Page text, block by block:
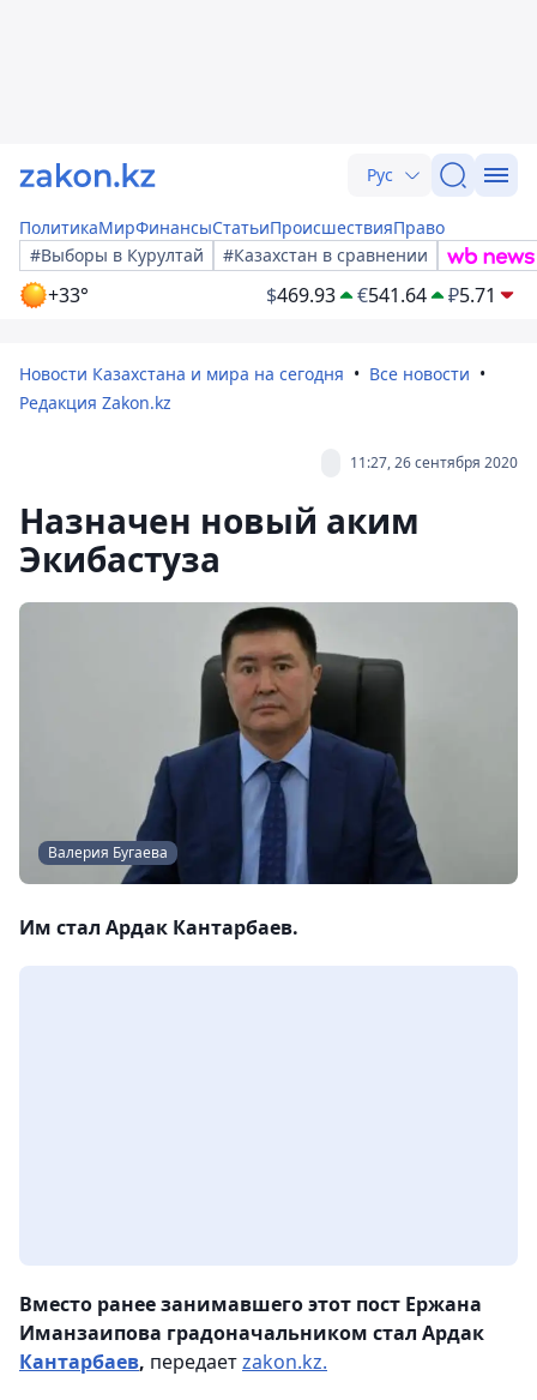
Рус
ПолитикаМирФинансыСтатьиПроисшествияПраво
#Выборы в Курултай
#Казахстан в сравнении
+33° $469.93 €541.64 ₽5.71
Новости Казахстана и мира на сегодня
Все новости
Редакция Zakon.kz
11:27, 26 сентября 2020
Назначен новый аким
Экибастуза
Валерия Бугаева
Им стал Ардак Кантарбаев.
Вместо ранее занимавшего этот пост Ержана
Иманзаипова градоначальником стал Ардак
Кантарбаев, передаетzakon.kz.